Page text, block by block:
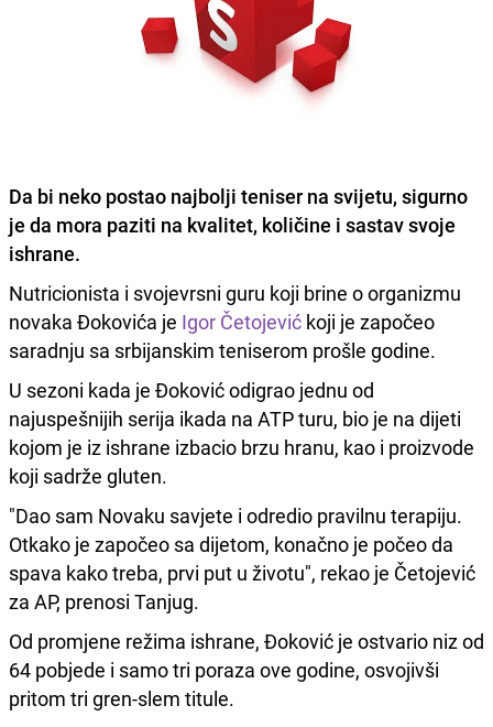
Da bi neko postao najbolji teniser na svijetu, sigurno
je da mora paziti na kvalitet, količine i sastav svoje
ishrane.
Nutricionista i svojevrsni guru koji brine o organizmu
novaka Đokovića je Igor Četojević koji je započeo
saradnju sa srbijanskim teniserom prošle godine.
U sezoni kada je Đoković odigrao jednu od
najuspešnijih serija ikada na ATP turu, bio je na dijeti
kojom je iz ishrane izbacio brzu hranu, kao i proizvode
koji sadrže gluten.
"Dao sam Novaku savjete i odredio pravilnu terapiju.
Otkako je započeo sa dijetom, konačno je počeo da
spava kako treba, prvi put u životu", rekao je Četojević
za AP, prenosi Tanjug.
Od promjene režima ishrane, Đoković je ostvario niz od
64 pobjede i samo tri poraza ove godine, osvojivši
pritom tri gren-slem titule.